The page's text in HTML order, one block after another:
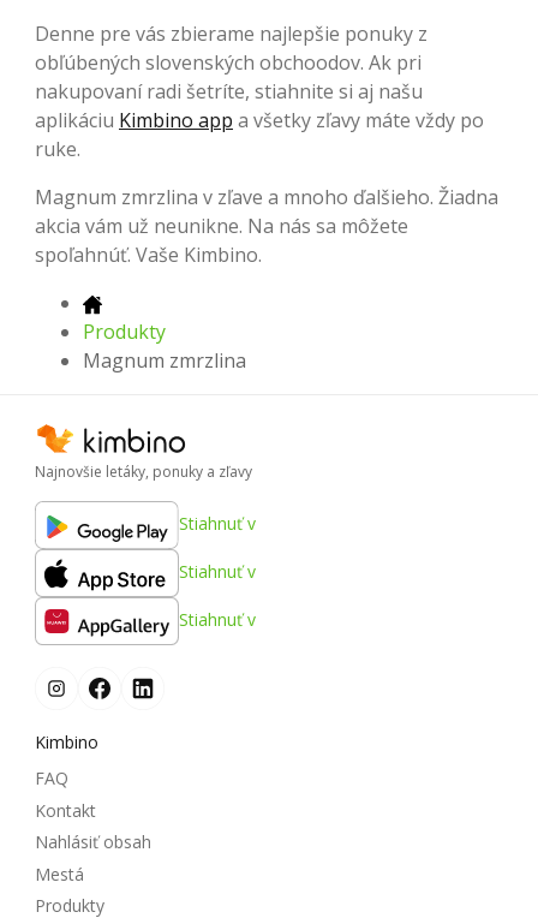
Denne pre vás zbierame najlepšie ponuky z
obľúbených slovenských obchoodov. Ak pri
nakupovaní radi šetríte, stiahnite si aj našu
aplikáciu Kimbino app a všetky zľavy máte vždy po
ruke.
Magnum zmrzlina v zľave a mnoho ďalšieho. Žiadna
akcia vám už neunikne. Na nás sa môžete
spoľahnúť. Vaše Kimbino.
Produkty
Magnum zmrzlina
Najnovšie letáky, ponuky a zľavy
Stiahnuť v
Stiahnuť v
Stiahnuť v
Kimbino
FAQ
Kontakt
Nahlásiť obsah
Mestá
Produkty